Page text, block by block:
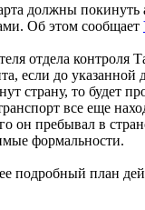
должны покинуть
Об этом сообщает
отдела контроля
если до указанной
страну, то будет
все еще
он пребывал в
формальности.
подробный план